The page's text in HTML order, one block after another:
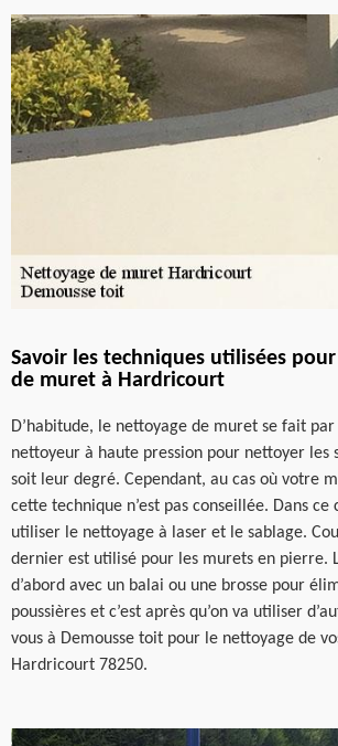
Savoir les techniques utilisées
de muret à Hardricourt
D’habitude, le nettoyage de muret se fait
nettoyeur à haute pression pour nettoyer les
soit leur degré. Cependant, au cas où votre
cette technique n’est pas conseillée. Dans ce
utiliser le nettoyage à laser et le sablage.
dernier est utilisé pour les murets en pierre.
d’abord avec un balai ou une brosse pour
poussières et c’est après qu’on va utiliser
vous à Demousse toit pour le nettoyage de
Hardricourt 78250.